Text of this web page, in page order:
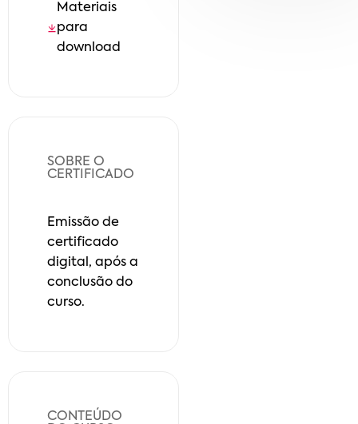
Materiais
para
download
SOBRE O
CERTIFICADO
Emissão de
certificado
digital, após a
conclusão do
curso.
CONTEÚDO